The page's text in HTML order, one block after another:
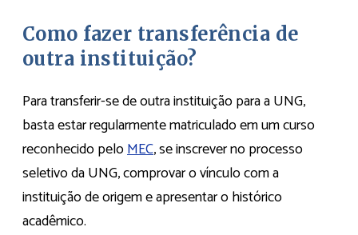
Como fazer transferência de
outra instituição?
Para transferir-se de outra instituição para a UNG,
basta estar regularmente matriculado em um curso
reconhecido peloMEC, se inscrever no processo
seletivo da UNG, comprovar o vínculo com a
instituição de origem e apresentar o histórico
acadêmico.